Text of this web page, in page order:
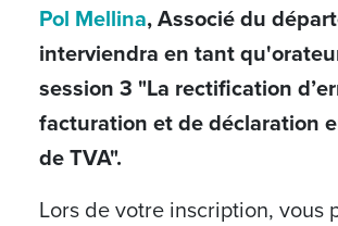
Pol Mellina, Associé du
interviendra en tant
session 3 "La rectification
facturation et de déclaration
de TVA".
Lors de votre inscription, vous